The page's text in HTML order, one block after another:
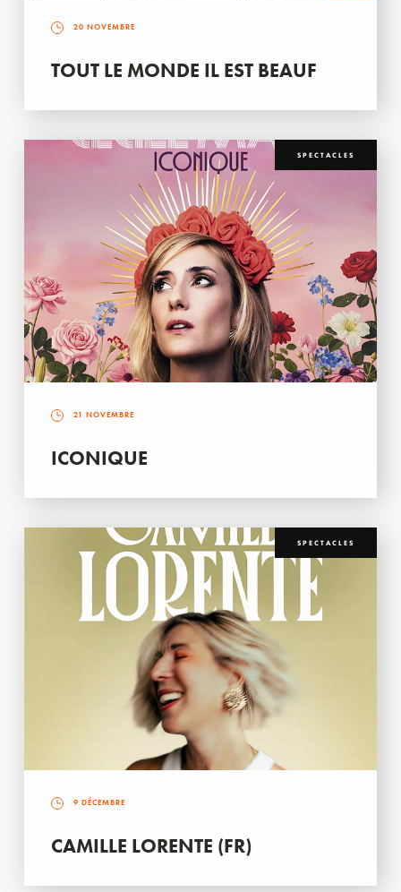
20 NOVEMBRE
TOUT LE MONDE IL EST BEAUF
SPECTACLES
21 NOVEMBRE
ICONIQUE
SPECTACLES
9 DÉCEMBRE
CAMILLE LORENTE (FR)